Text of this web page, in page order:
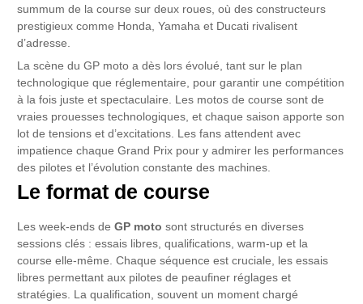
summum de la course sur deux roues, où des constructeurs
prestigieux comme Honda, Yamaha et Ducati rivalisent
d’adresse.
La scène du GP moto a dès lors évolué, tant sur le plan
technologique que réglementaire, pour garantir une compétition
à la fois juste et spectaculaire. Les motos de course sont de
vraies prouesses technologiques, et chaque saison apporte son
lot de tensions et d’excitations. Les fans attendent avec
impatience chaque Grand Prix pour y admirer les performances
des pilotes et l’évolution constante des machines.
Le format de course
Les week-ends deGP moto sont structurés en diverses
sessions clés : essais libres, qualifications, warm-up et la
course elle-même. Chaque séquence est cruciale, les essais
libres permettant aux pilotes de peaufiner réglages et
stratégies. La qualification, souvent un moment chargé